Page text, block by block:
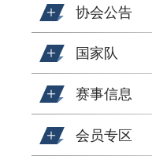
协会公告
国家队
赛事信息
会员专区